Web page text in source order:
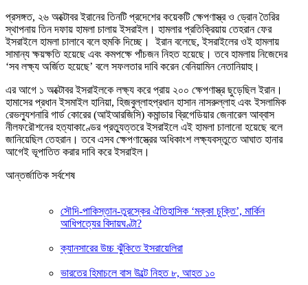
প্রসঙ্গত, ২৬ অক্টোবর ইরানের তিনটি প্রদেশের কয়েকটি ক্ষেপণাস্ত্র ও ড্রোন তৈরির
স্থাপনায় তিন দফায় হামলা চালায় ইসরাইল। হামলার প্রতিক্রিয়ায় তেহরান ফের
ইসরাইলে হামলা চালাবে বলে হুমকি দিচ্ছে। ইরান বলেছে, ইসরাইলের ওই হামলায়
সামান্য ক্ষয়ক্ষতি হয়েছে এবং কমপক্ষে পাঁচজন নিহত হয়েছে। তবে হামলায় নিজেদের
‘সব লক্ষ্য অর্জিত হয়েছে’ বলে সফলতার দাবি করেন বেনিয়ামিন নেতানিয়াহু।
এর আগে ১ অক্টোবর ইসরাইলকে লক্ষ্য করে প্রায় ২০০ ক্ষেপণাস্ত্র ছুড়েছিল ইরান।
হামাসের প্রধান ইসমাইল হানিয়া, হিজবুল্লাহপ্রধান হাসান নাসরুল্লাহ এবং ইসলামিক
রেভল্যুশনারি গার্ড কোরের (আইআরজিসি) কমান্ডার ব্রিগেডিয়ার জেনারেল আব্বাস
নীলফরৌশনের হত্যাকাণ্ডের প্রত্যুত্তরে ইসরাইলে এই হামলা চালানো হয়েছে বলে
জানিয়েছিল তেহরান। তবে এসব ক্ষেপণাস্ত্রের অধিকাংশ লক্ষ্যবস্তুতে আঘাত হানার
আগেই ভূপাতিত করার দাবি করে ইসরাইল।
আন্তর্জাতিক সর্বশেষ
সৌদি-পাকিস্তান-তুরস্কের ঐতিহাসিক ‘মক্কা চুক্তি’, মার্কিন
আধিপত্যের বিদায়ঘণ্টা?
ক্যানসারের উচ্চ ঝুঁকিতে ইসরায়েলিরা
ভারতের হিমাচলে বাস উল্টে নিহত ৮, আহত ১০